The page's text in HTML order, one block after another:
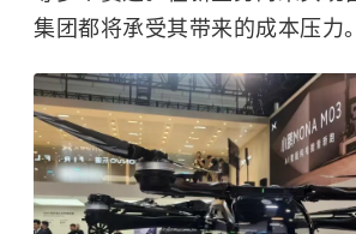
集团都将承受其带来的成本压力。